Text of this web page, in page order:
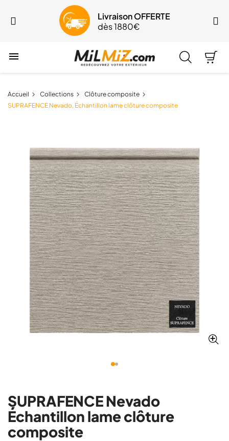
Livraison OFFERTE
dès 1880€

Accueil Collections
Clôture composite
SUPRAFENCE Nevado, Échantillon lame clôture composite
SUPRAFENCE Nevado
Échantillon lame clôture
composite